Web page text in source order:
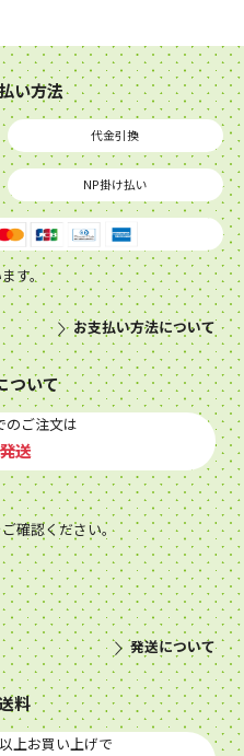
い方法
代金引換
NP掛け払い
す。
お支払い方法について
ついて
のご注文は
送
確認ください。
発送について
料
上お買い上げで